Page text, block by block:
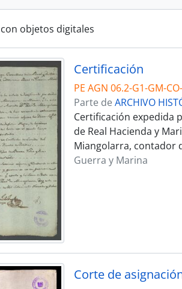
objetos digitales
Certificación
PE AGN 06.2-G1-GM-
Parte de ARCHIVO
Certificación expedida
de Real Hacienda y
Miangolarra, contador
Guerra y Marina
Corte de